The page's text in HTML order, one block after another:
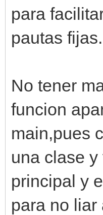
para
pautas fijas.
No tener
funcion
main,pues
una clase
principal y
para no liar